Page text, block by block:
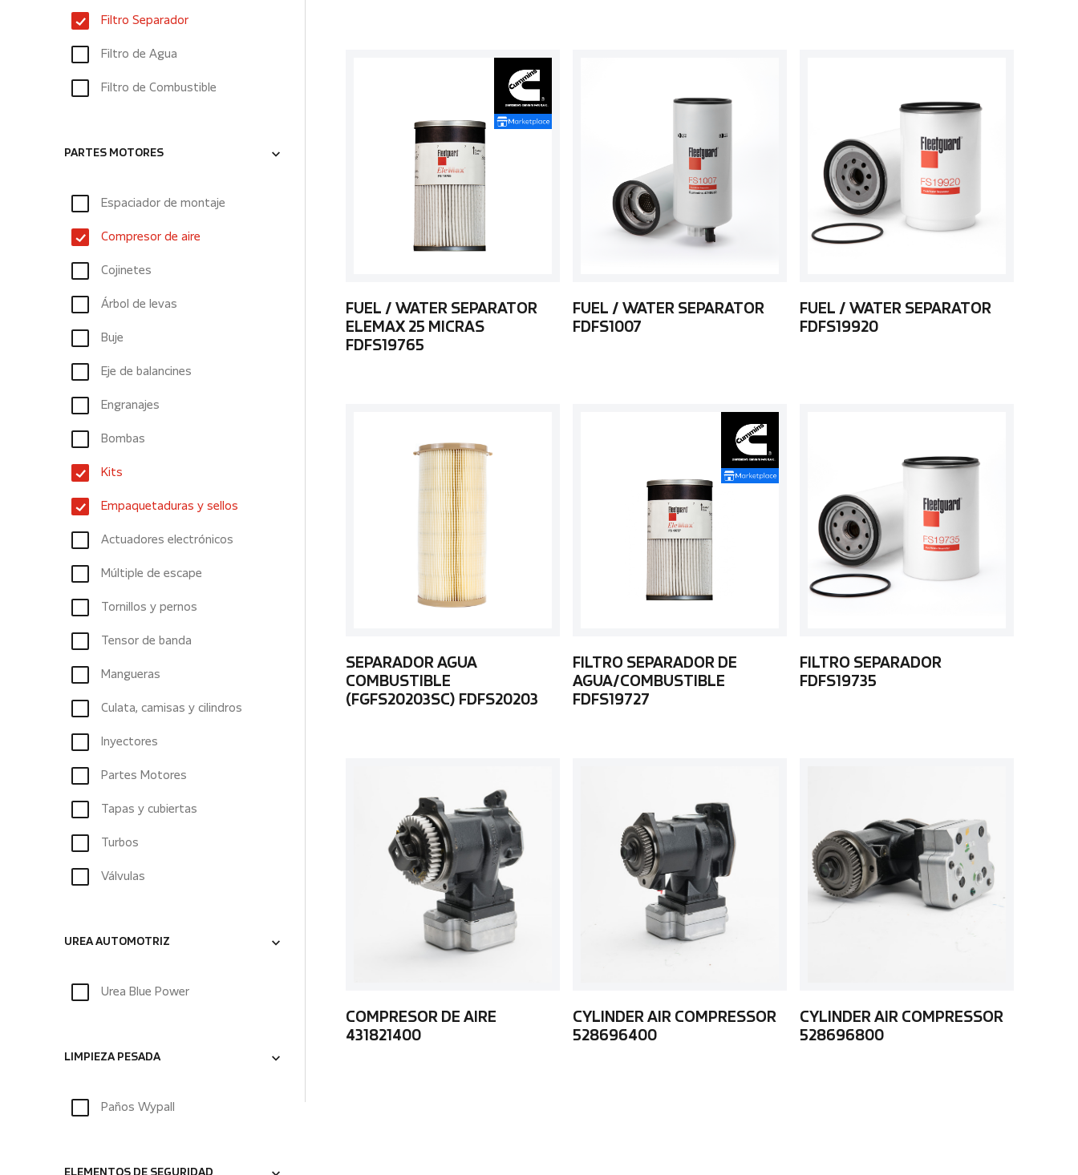
Filtro Separador
Filtro de Agua
Filtro de Combustible
PARTES MOTORES
Espaciador de montaje
Compresor de aire
Cojinetes
Árbol de levas
Buje
Eje de balancines
Engranajes
Bombas
Kits
Empaquetaduras y sellos
Actuadores electrónicos
Múltiple de escape
Tornillos y pernos
Tensor de banda
Mangueras
Culata, camisas y cilindros
Inyectores
Partes Motores
Tapas y cubiertas
Turbos
Válvulas
UREA AUTOMOTRIZ
Urea Blue Power
LIMPIEZA PESADA
Paños Wypall
FUEL / WATER SEPARATOR
ELEMAX 25 MICRAS
FDFS19765
FUEL / WATER SEPARATOR
FDFS1007
FUEL / WATER SEPARATOR
FDFS19920
SEPARADOR AGUA
COMBUSTIBLE
(FGFS20203SC) FDFS20203
FILTRO SEPARADOR DE
AGUA/COMBUSTIBLE
FDFS19727
FILTRO SEPARADOR
FDFS19735
COMPRESOR DE AIRE
431821400
CYLINDER AIR COMPRESSOR
528696400
CYLINDER AIR COMPRESSOR
528696800